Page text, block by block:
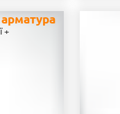
арматура
+